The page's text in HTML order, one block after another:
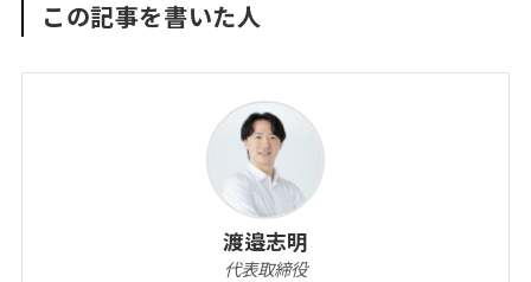
この記事を書いた人
渡邉志明
代表取締役